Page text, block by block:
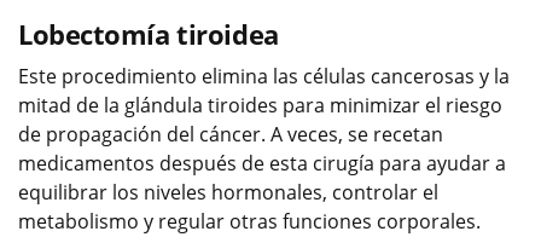
Lobectomía tiroidea
Este procedimiento elimina las células cancerosas y la
mitad de la glándula tiroides para minimizar el riesgo
de propagación del cáncer. A veces, se recetan
medicamentos después de esta cirugía para ayudar a
equilibrar los niveles hormonales, controlar el
metabolismo y regular otras funciones corporales.